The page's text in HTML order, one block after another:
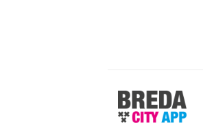
Stappen
&
Shoppen